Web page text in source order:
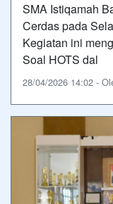
SMA Istiqamah
Cerdas pada
Kegiatan ini
Soal HOTS dal
28/04/2026 14:02 -